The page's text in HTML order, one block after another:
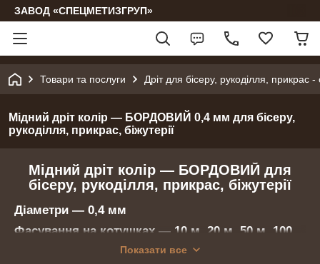
ЗАВОД «СПЕЦМЕТИЗГРУП»
Товари та послуги Дріт для бісеру, рукоділля, прикрас
Мідний дріт колір — БОРДОВИЙ 0,4 мм для бісеру,
рукоділля, прикрас, біжутерії
Мідний дріт колір — БОРДОВИЙ для
бісеру, рукоділля, прикрас, біжутерії
Діаметри — 0,4 мм
Фасування на котушках — 10 м, 20 м, 50 м, 100
Показати все